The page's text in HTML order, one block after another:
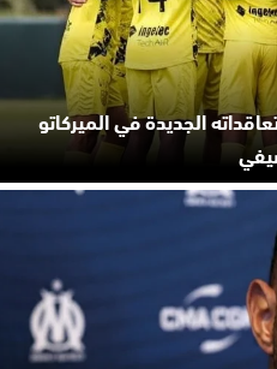
الجديدة في الميركاتو